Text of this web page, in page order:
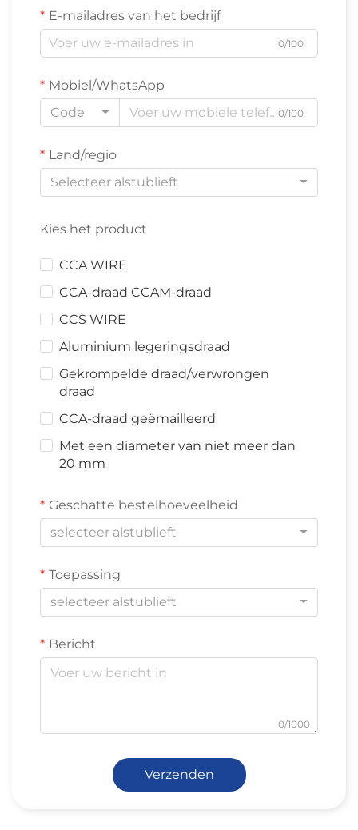
E-mailadres van het bedrijf
0/100
Mobiel/WhatsApp
Code
0/100
Land/regio
Selecteer alstublieft
Kies het product
CCA WIRE
CCA-draad CCAM-draad
CCS WIRE
Aluminium legeringsdraad
Gekrompelde draad/verwrongen
draad
CCA-draad geëmailleerd
Met een diameter van niet meer dan
20 mm
Geschatte bestelhoeveelheid
selecteer alstublieft
Toepassing
selecteer alstublieft
Bericht
0/1000
Verzenden